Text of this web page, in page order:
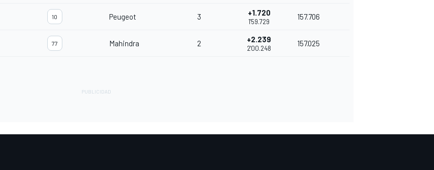
10 Peugeot 3 +1.720
1'59.729
157.706
77 Mahindra 2 +2.239
2'00.248
157.025